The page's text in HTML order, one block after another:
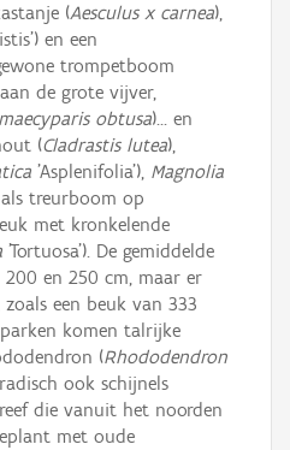
(Aesculus x carnea),
en een
trompetboom
de grote vijver,
obtusa)... en
(Cladrastis lutea),
'Asplenifolia'), Magnolia
treurboom op
met kronkelende
'Tortuosa'). De gemiddelde
en 250 cm, maar er
een beuk van 333
komen talrijke
(Rhododendron
ook schijnels
die vanuit het noorden
met oude